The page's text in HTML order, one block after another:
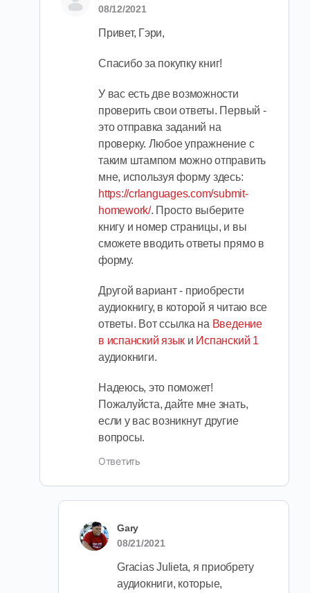
08/12/2021
Привет, Гэри,
Спасибо за покупку книг!
У вас есть две возможности
проверить свои ответы. Первый -
это отправка заданий на
проверку. Любое упражнение с
таким штампом можно отправить
мне, используя форму здесь:
https://crlanguages.com/submit-
homework/. Просто выберите
книгу и номер страницы, и вы
сможете вводить ответы прямо в
форму.
Другой вариант - приобрести
аудиокнигу, в которой я читаю все
ответы. Вот ссылка на Введение
в испанский язык и Испанский 1
аудиокниги.
Надеюсь, это поможет!
Пожалуйста, дайте мне знать,
если у вас возникнут другие
вопросы.
Ответить
Gary
08/21/2021
Gracias Julieta, я приобрету
аудиокниги, которые,